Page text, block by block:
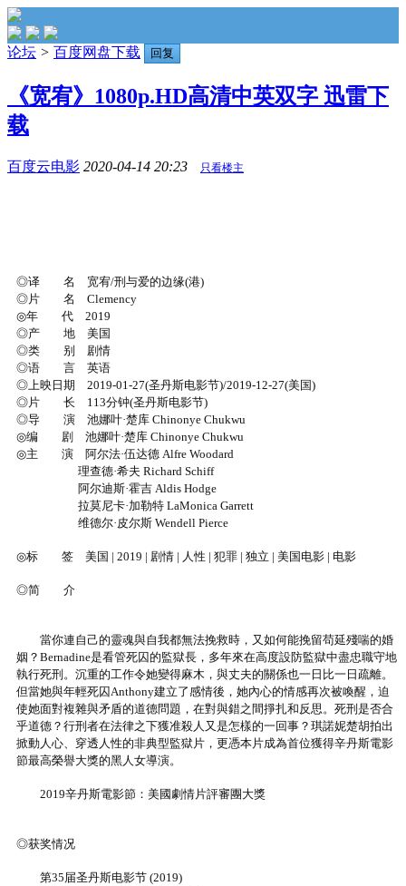
论坛 > 百度网盘下载 回复
《宽宥》1080p.HD高清中英双字 迅雷下
载
百度云电影 2020-04-14 20:23 只看楼主
◎译 名 宽宥/刑与爱的边缘(港)
◎片 名 Clemency
◎年 代 2019
◎产 地 美国
◎类 别 剧情
◎语 言 英语
◎上映日期 2019-01-27(圣丹斯电影节)/2019-12-27(美国)
◎片 长 113分钟(圣丹斯电影节)
◎导 演 池娜叶·楚库 Chinonye Chukwu
◎编 剧 池娜叶·楚库 Chinonye Chukwu
◎主 演 阿尔法·伍达德 Alfre Woodard
理查德·希夫 Richard Schiff
阿尔迪斯·霍吉 Aldis Hodge
拉莫尼卡·加勒特 LaMonica Garrett
维德尔·皮尔斯 Wendell Pierce
◎标 签 美国 | 2019 | 剧情 | 人性 | 犯罪 | 独立 | 美国电影 | 电影
◎简 介
當你連自己的靈魂與自我都無法挽救時，又如何能挽留苟延殘喘的婚
姻？Bernadine是看管死囚的監獄長，多年來在高度設防監獄中盡忠職守地
執行死刑。沉重的工作令她變得麻木，與丈夫的關係也一日比一日疏離。
但當她與年輕死囚Anthony建立了感情後，她內心的情感再次被喚醒，迫
使她面對複雜與矛盾的道德問題，在對與錯之間掙扎和反思。死刑是否合
乎道德？行刑者在法律之下獲准殺人又是怎樣的一回事？琪諾妮楚胡拍出
掀動人心、穿透人性的非典型監獄片，更憑本片成為首位獲得辛丹斯電影
節最高榮譽大獎的黑人女導演。
2019辛丹斯電影節：美國劇情片評審團大獎
◎获奖情况
第35届圣丹斯电影节 (2019)